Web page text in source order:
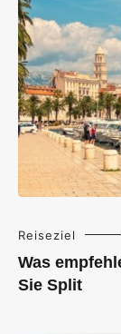
Reiseziel
Was
Sie Split